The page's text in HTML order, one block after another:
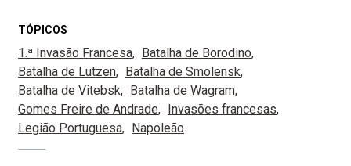
TÓPICOS
1.ª Invasão Francesa
Batalha de Borodino
Batalha de Lutzen
Batalha de Smolensk
Batalha de Vitebsk
Batalha de Wagram
Gomes Freire de Andrade
Invasões francesas
Legião Portuguesa
Napoleão